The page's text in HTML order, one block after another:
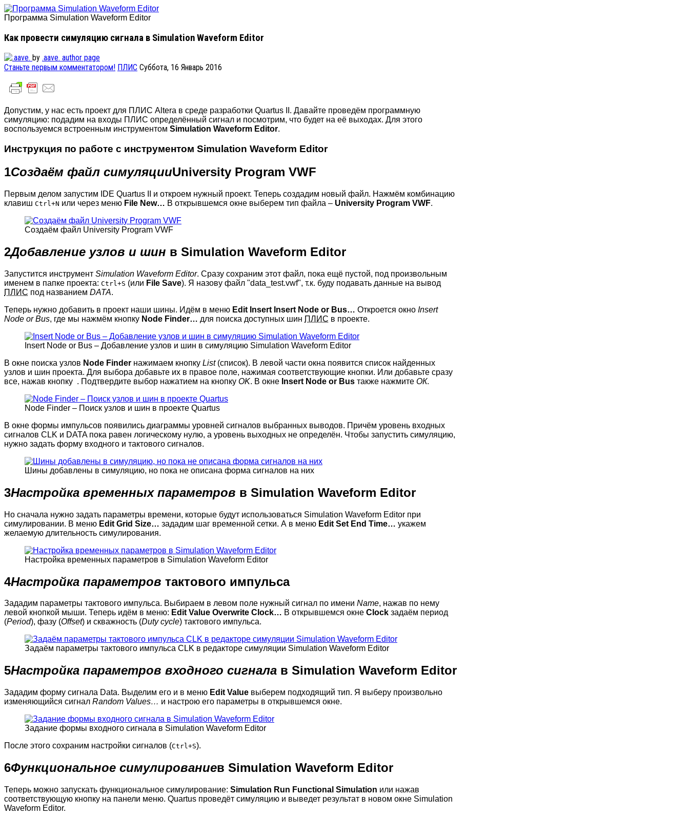
Программа Simulation Waveform Editor
Как провести симуляцию сигнала в Simulation Waveform Editor
by .aave. author page
Станьте первым комментатором! ПЛИС Суббота, 16 Январь 2016
Допустим, у нас есть проект для ПЛИС Altera в среде разработки Quartus II. Давайте проведём программную
симуляцию: подадим на входы ПЛИС определённый сигнал и посмотрим, что будет на её выходах. Для этого
воспользуемся встроенным инструментом Simulation Waveform Editor.
Инструкция по работе с инструментом Simulation Waveform Editor
1Создаём файл симуляцииUniversity Program VWF
Первым делом запустим IDE Quartus II и откроем нужный проект. Теперь создадим новый файл. Нажмём комбинацию
клавиш Ctrl+N или через меню File New… В открывшемся окне выберем тип файла – University Program VWF.
Создаём файл University Program VWF
2Добавление узлов и шин в Simulation Waveform Editor
Запустится инструмент Simulation Waveform Editor. Сразу сохраним этот файл, пока ещё пустой, под произвольным
именем в папке проекта: Ctrl+S (или File Save). Я назову файл "data_test.vwf", т.к. буду подавать данные на вывод
ПЛИС под названием DATA.
Теперь нужно добавить в проект наши шины. Идём в меню Edit Insert Insert Node or Bus… Откроется окно Insert
Node or Bus, где мы нажмём кнопку Node Finder… для поиска доступных шин ПЛИС в проекте.
Insert Node or Bus – Добавление узлов и шин в симуляцию Simulation Waveform Editor
В окне поиска узлов Node Finder нажимаем кнопку List(список). В левой части окна появится список найденных
узлов и шин проекта. Для выбора добавьте их в правое поле, нажимая соответствующие кнопки. Или добавьте сразу
все, нажав кнопку . Подтвердите выбор нажатием на кнопку OK. В окне Insert Node or Bus также нажмите ОК.
Node Finder – Поиск узлов и шин в проекте Quartus
В окне формы импульсов появились диаграммы уровней сигналов выбранных выводов. Причём уровень входных
сигналов CLK и DATA пока равен логическому нулю, а уровень выходных не определён. Чтобы запустить симуляцию,
нужно задать форму входного и тактового сигналов.
Шины добавлены в симуляцию, но пока не описана форма сигналов на них
3Настройка временных параметров в Simulation Waveform Editor
Но сначала нужно задать параметры времени, которые будут использоваться Simulation Waveform Editor при
симулировании. В меню Edit Grid Size… зададим шаг временной сетки. А в меню Edit Set End Time… укажем
желаемую длительность симулирования.
Настройка временных параметров в Simulation Waveform Editor
4Настройка параметров тактового импульса
Зададим параметры тактового импульса. Выбираем в левом поле нужный сигнал по имени Name, нажав по нему
левой кнопкой мыши. Теперь идём в меню: EditValue Overwrite Clock… В открывшемся окне Clock задаём период
(Period), фазу (Offset) и скважность (Duty cycle) тактового импульса.
Задаём параметры тактового импульса CLK в редакторе симуляции Simulation Waveform Editor
5Настройка параметров входного сигнала в Simulation Waveform Editor
Зададим форму сигнала Data. Выделим его и в меню Edit Value выберем подходящий тип. Я выберу произвольно
изменяющийся сигнал Random Values… и настрою его параметры в открывшемся окне.
Задание формы входного сигнала в Simulation Waveform Editor
После этого сохраним настройки сигналов (Ctrl+S).
6Функциональное симулированиев Simulation Waveform Editor
Теперь можно запускать функциональное симулирование: Simulation Run Functional Simulation или нажав
соответствующую кнопку на панели меню. Quartus проведёт симуляцию и выведет результат в новом окне Simulation
Waveform Editor.